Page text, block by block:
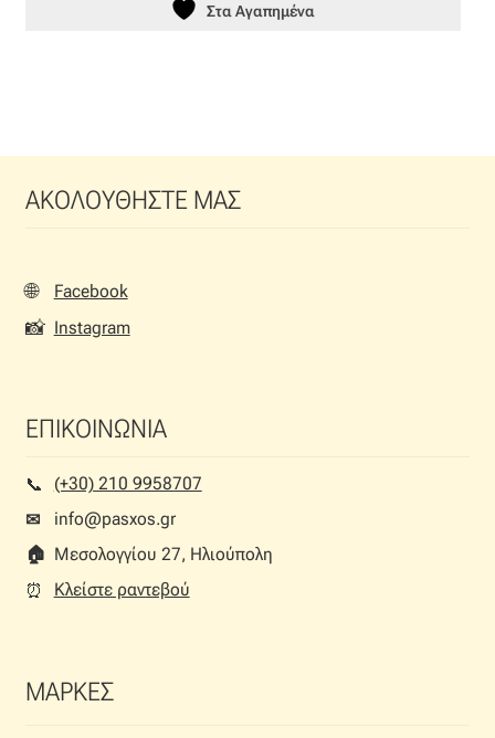
Στα Αγαπημένα
ΑΚΟΛΟΥΘΗΣΤΕ ΜΑΣ
🌐 Facebook
📸 Instagram
ΕΠΙΚΟΙΝΩΝΙΑ
📞︎
(+30) 210 9958707
✉
info@pasxos.gr
🏠︎ Μεσολογγίου 27, Ηλιούπολη
⏰︎
Κλείστε ραντεβού
ΜΑΡΚΕΣ